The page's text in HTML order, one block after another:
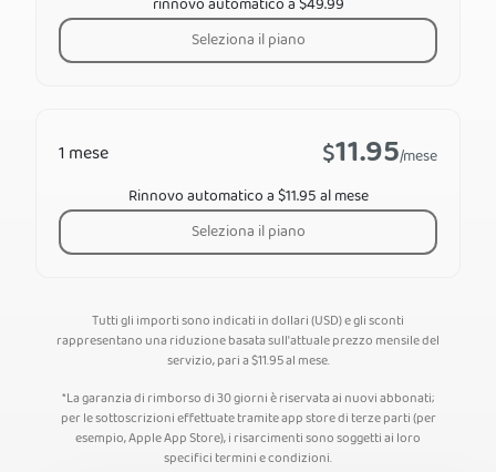
1 mese $11.95/mese
Rinnovo automatico a $11.95 al mese
Seleziona il piano
Seleziona il piano
Tutti gli importi sono indicati in dollari (USD) e gli sconti
rappresentano una riduzione basata sull'attuale prezzo mensile del
servizio, pari a$11.95al mese.
*La garanzia di rimborso di 30 giorni è riservata ai nuovi abbonati;
per le sottoscrizioni effettuate tramite app store di terze parti (per
esempio, Apple App Store), i risarcimenti sono soggetti ai loro
specifici termini e condizioni.